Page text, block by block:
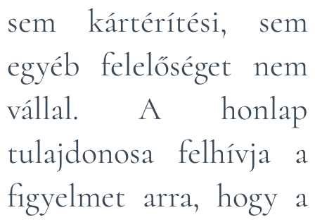
sem kártérítési, sem
egyéb felelőséget nem
vállal. A honlap
tulajdonosa felhívja a
figyelmet arra, hogy a